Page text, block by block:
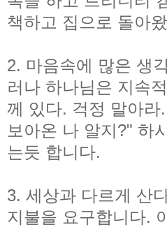
책하고 집으로 돌아
2. 마음속에 많은 생
러나 하나님은 지속
께 있다. 걱정 말아라
보아온 나 알지?" 하
는듯 합니다.
3. 세상과 다르게 산
지불을 요구합니다.